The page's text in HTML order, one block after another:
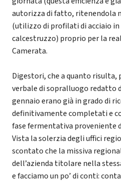
autorizza di fatto, ritenendola
(utilizzo di profilati di acciaio
calcestruzzo) proprio per la
Camerata.
Digestori, che a quanto risulta,
verbale di sopralluogo redatto
gennaio erano già in grado di
definitivamente completati e
fase fermentativa proveniente
Vista la solerzia degli uffici
scontato che la missiva
dell’azienda titolare nella
e facciamo un po’ di conti: